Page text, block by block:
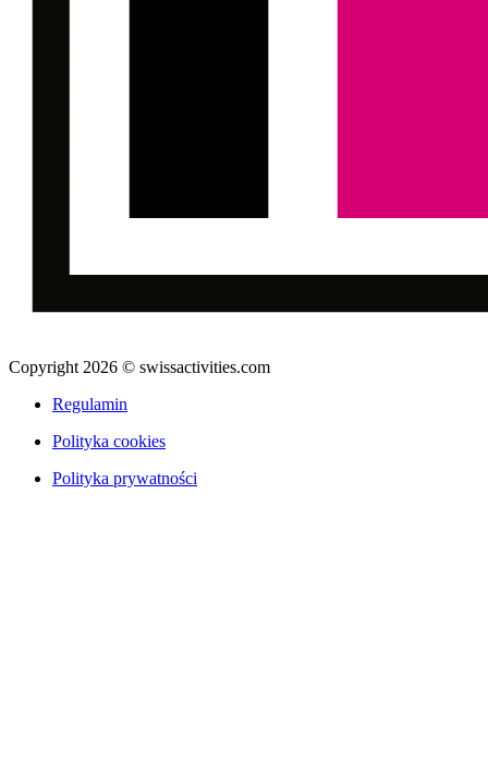
Copyright 2026 © swissactivities.com
Regulamin
Polityka cookies
Polityka prywatności